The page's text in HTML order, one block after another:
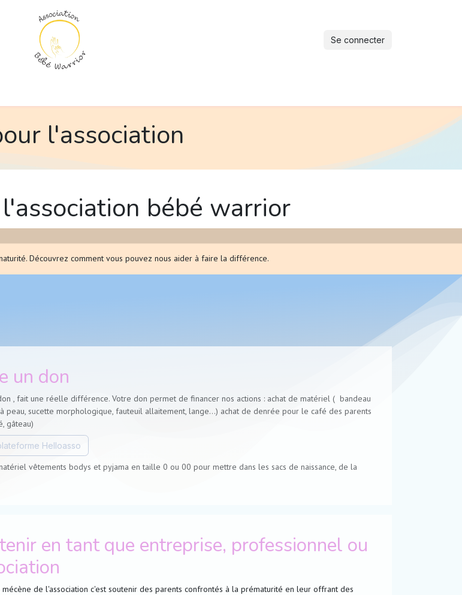
Se connecter
l'association
bébé warrior
Découvrez comment vous pouvez nous aider à faire la différence.
un don
, fait une réelle différence. Votre don permet de financer nos actions : achat de matériel ( bandeau
peau, sucette morphologique, fauteuil allaitement, lange…) achat de denrée pour le café des parents
gâteau)
Helloasso
vêtements bodys et pyjama en taille 0 ou 00 pour mettre dans les sacs de naissance, de la
en tant que entreprise, professionnel ou
de l'association c'est soutenir des parents confrontés à la prématurité en leur offrant des